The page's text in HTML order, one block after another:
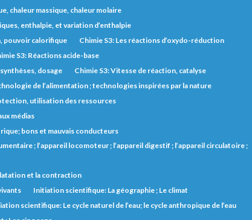
chaleur massique, chaleur molaire
enthalpie, et variation d’enthalpie
pouvoir calorifique
Chimie S3: Les réactions d’oxydo-réduction
S3: Réactions acide-base
dosage
Chimie S3: Vitesse de réaction, catalyse
de l’alimentation ; technologies inspirées par la nature
utilisation des ressources
médias
bons et mauvais conducteurs
; l’appareil locomoteur ; l’appareil digestif ; l’appareil circulatoire ;
et la contraction
Initiation scientifique: La géographie ; Le climat
scientifique: Le cycle naturel de l’eau; le cycle anthropique de l’eau